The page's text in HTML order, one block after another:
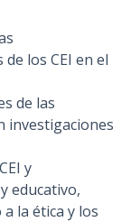
los CEI en el
de las
investigaciones
y
educativo,
la ética y los